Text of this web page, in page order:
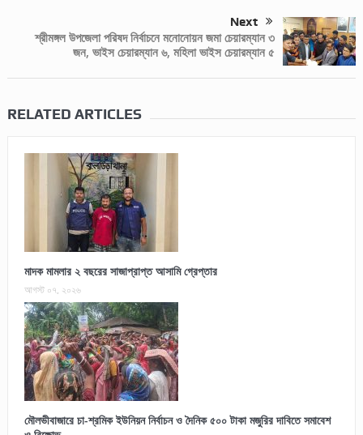
Next
শ্রীমঙ্গল উপজেলা পরিষদ নির্বাচনে মনোনোয়ন জমা চেয়ারম্যান ৩
জন, ভাইস চেয়ারম্যান ৬, মহিলা ভাইস চেয়ারম্যান ৫
RELATED ARTICLES
মাদক মামলার ২ বছরের সাজাপ্রাপ্ত আসামি গ্রেপ্তার
আগস্ট ০৭, ২০২৬
মৌলভীবাজারে চা-শ্রমিক ইউনিয়ন নির্বাচন ও দৈনিক ৫০০ টাকা মজুরির দাবিতে সমাবেশ